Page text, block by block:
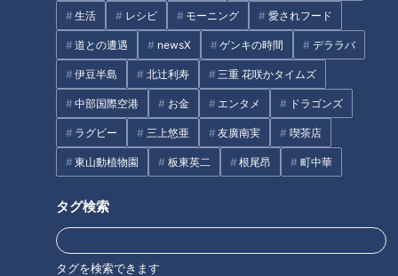
生活 レシピ モーニング 愛されフード
道との遭遇 newsX ゲンキの時間 デララバ
伊豆半島 北辻利寿 三重 花咲かタイムズ
中部国際空港 お金 エンタメ ドラゴンズ
ラグビー 三上悠亜 友廣南実 喫茶店
東山動植物園 板東英二 根尾昂 町中華
タグ検索
タグを検索できます
グルメ チャント！ 加藤愛 岐阜
愛されフード
オススメ関連コンテンツ